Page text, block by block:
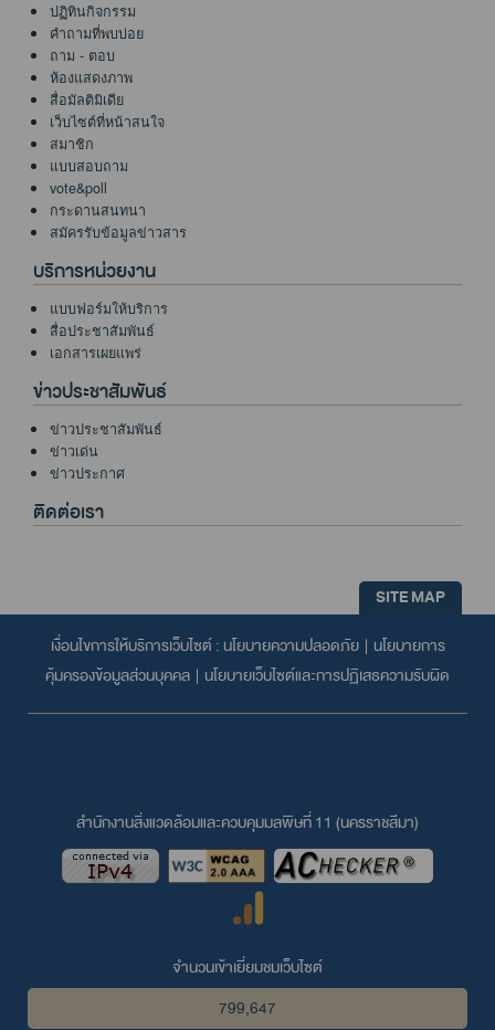
ปฏิทินกิจกรรม
คำถามที่พบบ่อย
ถาม - ตอบ
ห้องแสดงภาพ
สื่อมัลติมิเดีย
เว็บไซต์ที่หน้าสนใจ
สมาชิก
แบบสอบถาม
vote&poll
กระดานสนทนา
สมัครรับข้อมูลข่าวสาร
บริการหน่วยงาน
แบบฟอร์มให้บริการ
สื่อประชาสัมพันธ์
เอกสารเผยแพร่
ข่าวประชาสัมพันธ์
ข่าวประชาสัมพันธ์
ข่าวเด่น
ข่าวประกาศ
ติดต่อเรา
SITE MAP
เงื่อนไขการให้บริการเว็บไซต์ : นโยบายความปลอดภัย| นโยบายการ
คุ้มครองข้อมูลส่วนบุคคล | นโยบายเว็บไซต์และการปฏิเสธความรับผิด
สำนักงานสิ่งแวดล้อมและควบคุมมลพิษที่ 11 (นครราชสีมา)
จำนวนเข้าเยี่ยมชมเว็บไซต์
799,647